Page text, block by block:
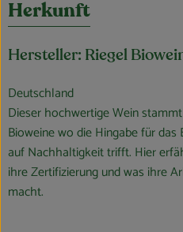
Herkunft
Hersteller: Riegel
Deutschland
Dieser hochwertige Wein
Bioweine wo die Hingabe für
auf Nachhaltigkeit trifft. Hier
ihre Zertifizierung und was ihre
macht.